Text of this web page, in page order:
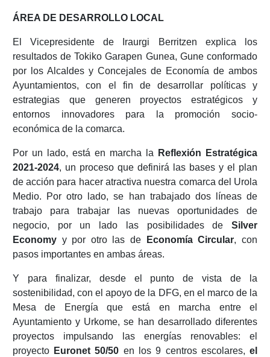
ÁREA DE DESARROLLO LOCAL
El Vicepresidente de Iraurgi Berritzen explica los
resultados de Tokiko Garapen Gunea, Gune conformado
por los Alcaldes y Concejales de Economía de ambos
Ayuntamientos, con el fin de desarrollar políticas y
estrategias que generen proyectos estratégicos y
entornos innovadores para la promoción socio-
económica de la comarca.
Por un lado, está en marcha la
Reflexión Estratégica
2021-2024, un proceso que definirá las bases y el plan
de acción para hacer atractiva nuestra comarca del Urola
Medio. Por otro lado, se han trabajado dos líneas de
trabajo para trabajar las nuevas oportunidades de
negocio, por un lado las posibilidades deSilver
Economyy por otro las de Economía Circular, con
pasos importantes en ambas áreas.
Y para finalizar, desde el punto de vista de la
sostenibilidad, con el apoyo de la DFG, en el marco de la
Mesa de Energía que está en marcha entre el
Ayuntamiento y Urkome, se han desarrollado diferentes
proyectos impulsando las energías renovables: el
proyecto Euronet 50/50 en los 9 centros escolares,el